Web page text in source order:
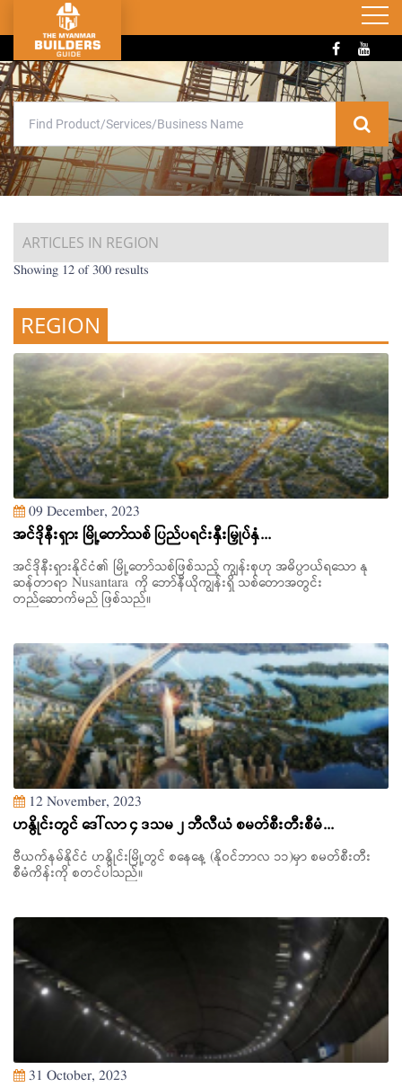
ARTICLES IN REGION
Showing 12 of 300 results
REGION
09 December, 2023
အင်ဒိုနီးရှား မြို့တော်သစ် ပြည်ပရင်းနှီးမြှုပ်နှံ...
အင်ဒိုနီးရှားနိုင်ငံ၏ မြို့တော်သစ်ဖြစ်သည့် ကျွန်းစုဟု အဓိပ္ပာယ်ရသော နု
ဆန်တာရာ Nusantara ကို ဘော်နီယိုကျွန်းရှိ သစ်တောအတွင်း
တည်ဆောက်မည် ဖြစ်သည်။
12 November, 2023
ဟနွိုင်းတွင် ဒေါ်လာ ၄ ဒသမ ၂ ဘီလီယံ စမတ်စီးတီးစီမံ...
ဗီယက်နမ်နိုင်ငံ ဟနွိုင်းမြို့တွင် စနေနေ့ (နိုဝင်ဘာလ ၁၁)မှာ စမတ်စီးတီး
စီမံကိန်းကို စတင်ပါသည်။
31 October, 2023